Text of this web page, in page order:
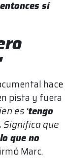
sí
hace
pista y fuera
es ‘tengo
Significa que
que no
Marc.